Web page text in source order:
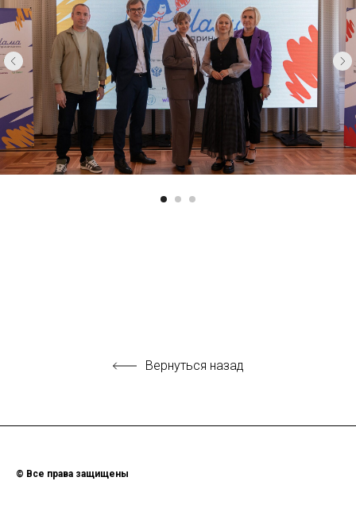
Вернуться назад
© Все права защищены